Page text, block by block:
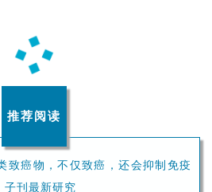
致癌物，不仅致癌，还会抑制免疫
刊最新研究
“德尔塔”的传染性与水痘相当，可
过的CMC峰会
国首款MET抑制剂获批背后，是和
专访」和黄医药苏慰国博士